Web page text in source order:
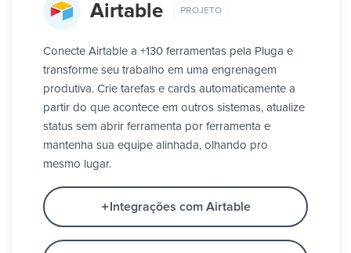
Airtable PROJETO
Conecte Airtable a +130 ferramentas pela Pluga e
transforme seu trabalho em uma engrenagem
produtiva. Crie tarefas e cards automaticamente a
partir do que acontece em outros sistemas, atualize
status sem abrir ferramenta por ferramenta e
mantenha sua equipe alinhada, olhando pro
mesmo lugar.
Integrações com Airtable